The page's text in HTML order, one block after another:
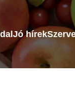
Jó hírek